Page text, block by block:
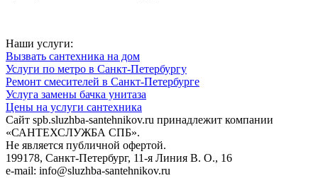
Наши услуги:
Вызвать сантехника на дом
Услуги по метро в Санкт-Петербургу
Ремонт смесителей в Санкт-Петербурге
Услуга замены бачка унитаза
Цены на услуги сантехника
Сайт spb.sluzhba-santehnikov.ru принадлежит компании
«САНТЕХСЛУЖБА СПБ».
Не является публичной офертой.
199178, Санкт-Петербург, 11-я Линия В. О., 16
e-mail: info@sluzhba-santehnikov.ru